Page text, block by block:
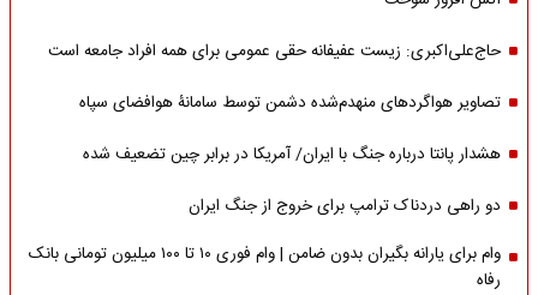
حاج‌علی‌اکبری: زیست عفیفانه حقی عمومی برای همه افراد جامعه است
تصاویر هواگردهای منهدم‌شده دشمن توسط سامانۀ هوافضای سپاه
هشدار پانتا درباره جنگ با ایران/ آمریکا در برابر چین تضعیف شده
دو راهی دردناک ترامپ برای خروج از جنگ ایران
وام برای یارانه بگیران بدون ضامن | وام فوری ۱۰ تا ۱۰۰ میلیون تومانی بانک
رفاه